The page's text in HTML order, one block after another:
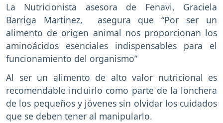
La Nutricionista asesora de Fenavi, Graciela
Barriga Martinez, asegura que “Por ser un
alimento de origen animal nos proporcionan los
aminoácidos esenciales indispensables para el
funcionamiento del organismo”
Al ser un alimento de alto valor nutricional es
recomendable incluirlo como parte de la lonchera
de los pequeños y jóvenes sin olvidar los cuidados
que se deben tener al manipularlo.